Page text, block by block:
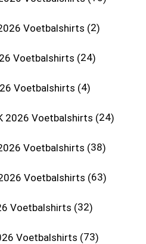
Voetbalshirts 2
Voetbalshirts 24
Voetbalshirts 4
2026 Voetbalshirts 24
Voetbalshirts 38
Voetbalshirts 63
Voetbalshirts 32
Voetbalshirts 73